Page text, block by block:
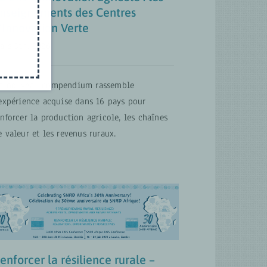
enseignements des Centres
d’Innovation Verte
9th, 2026
nouveau compendium rassemble
acquise dans 16 pays pour
la production agricole, les chaînes
valeur et les revenus ruraux.
Renforcer la résilience
Agrobusiness inclusif Approches
Transformatives en Matière de Genre
ATVET FR Climat et nature
COLLABORATION FR Digital
la résilience rurale –